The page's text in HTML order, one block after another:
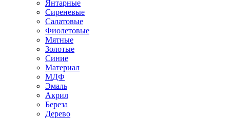
Янтарные
Сиреневые
Салатовые
Фиолетовые
Мятные
Золотые
Синие
Материал
МДФ
Эмаль
Акрил
Береза
Дерево